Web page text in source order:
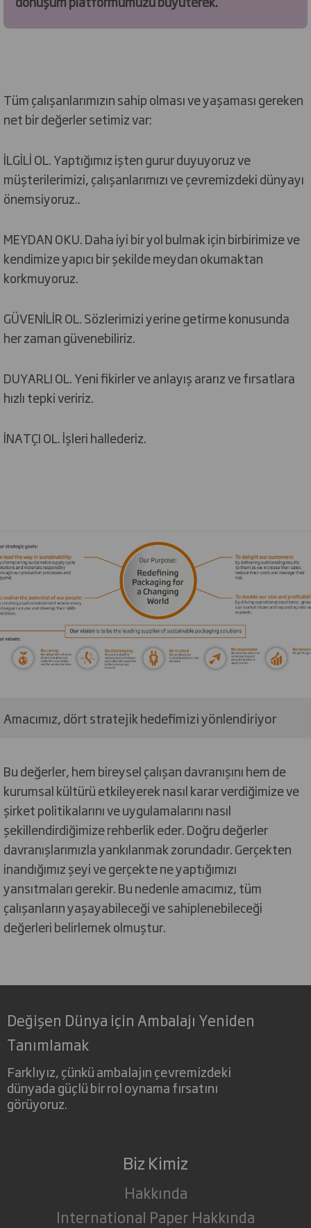
Tüm çalışanlarımızın sahip olması ve yaşaması gereken
net bir değerler setimiz var:
İLGİLİ OL. Yaptığımız işten gurur duyuyoruz ve
müşterilerimizi, çalışanlarımızı ve çevremizdeki dünyayı
önemsiyoruz..
MEYDAN OKU. Daha iyi bir yol bulmak için birbirimize ve
kendimize yapıcı bir şekilde meydan okumaktan
korkmuyoruz.
GÜVENİLİR OL. Sözlerimizi yerine getirme konusunda
her zaman güvenebiliriz.
DUYARLI OL. Yeni fikirler ve anlayış ararız ve fırsatlara
hızlı tepki veririz.
İNATÇI OL. İşleri hallederiz.
Amacımız, dört stratejik hedefimizi yönlendiriyor
Bu değerler, hem bireysel çalışan davranışını hem de
kurumsal kültürü etkileyerek nasıl karar verdiğimize ve
şirket politikalarını ve uygulamalarını nasıl
şekillendirdiğimize rehberlik eder. Doğru değerler
davranışlarımızla yankılanmak zorundadır. Gerçekten
inandığımız şeyi ve gerçekte ne yaptığımızı
yansıtmaları gerekir. Bu nedenle amacımız, tüm
çalışanların yaşayabileceği ve sahiplenebileceği
değerleri belirlemek olmuştur.
Değişen Dünya için Ambalajı Yeniden
Tanımlamak
Farklıyız, çünkü ambalajın çevremizdeki
dünyada güçlü bir rol oynama fırsatını
görüyoruz.
Biz Kimiz
Hakkında
International Paper Hakkında